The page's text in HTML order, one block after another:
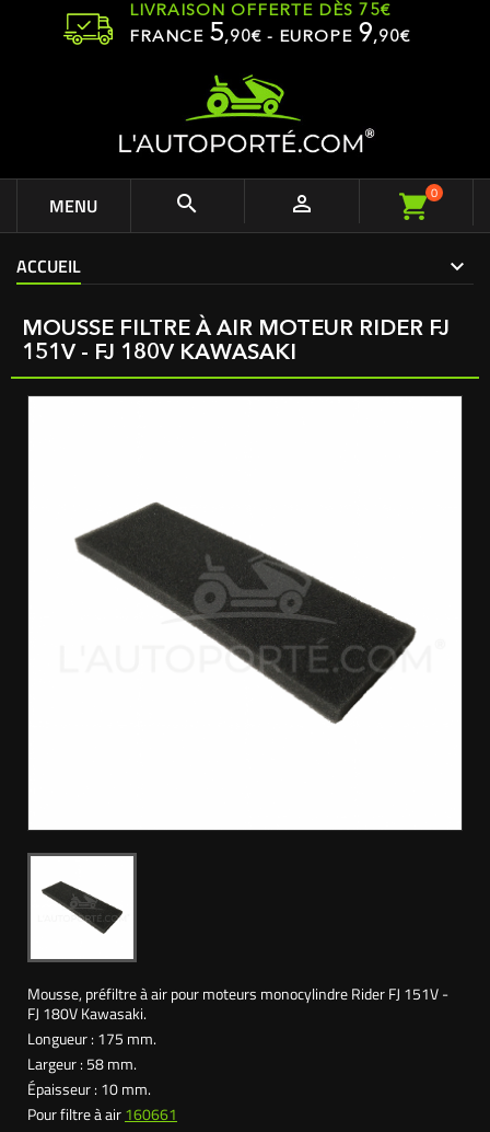
LIVRAISON OFFERTE DÈS 75€
FRANCE 5,90€ - EUROPE 9,90€
MENU   0
ACCUEIL
MOUSSE FILTRE À AIR MOTEUR RIDER FJ
151V - FJ 180V KAWASAKI
Mousse, préfiltre à air pour moteurs monocylindre Rider FJ 151V -
FJ 180V Kawasaki.
Longueur : 175 mm.
Largeur : 58 mm.
Épaisseur : 10 mm.
Pour filtre à air160661